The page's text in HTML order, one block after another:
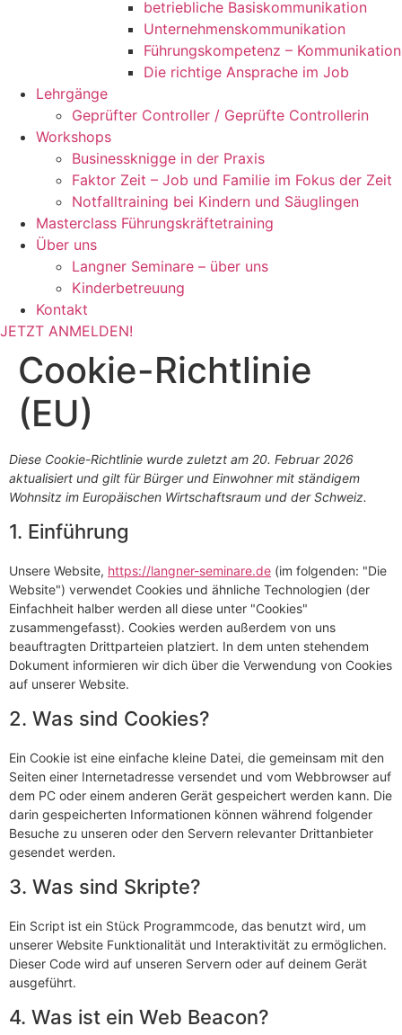
betriebliche Basiskommunikation
Unternehmenskommunikation
Führungskompetenz – Kommunikation
Die richtige Ansprache im Job
Lehrgänge
Geprüfter Controller / Geprüfte Controllerin
Workshops
Businessknigge in der Praxis
Faktor Zeit – Job und Familie im Fokus der Zeit
Notfalltraining bei Kindern und Säuglingen
Masterclass Führungskräftetraining
Über uns
Langner Seminare – über uns
Kinderbetreuung
Kontakt
JETZT ANMELDEN!
Cookie-Richtlinie
(EU)
Diese Cookie-Richtlinie wurde zuletzt am 20. Februar 2026
aktualisiert und gilt für Bürger und Einwohner mit ständigem
Wohnsitz im Europäischen Wirtschaftsraum und der Schweiz.
1. Einführung
Unsere Website, https://langner-seminare.de (im folgenden: "Die
Website") verwendet Cookies und ähnliche Technologien (der
Einfachheit halber werden all diese unter "Cookies"
zusammengefasst). Cookies werden außerdem von uns
beauftragten Drittparteien platziert. In dem unten stehendem
Dokument informieren wir dich über die Verwendung von Cookies
auf unserer Website.
2. Was sind Cookies?
Ein Cookie ist eine einfache kleine Datei, die gemeinsam mit den
Seiten einer Internetadresse versendet und vom Webbrowser auf
dem PC oder einem anderen Gerät gespeichert werden kann. Die
darin gespeicherten Informationen können während folgender
Besuche zu unseren oder den Servern relevanter Drittanbieter
gesendet werden.
3. Was sind Skripte?
Ein Script ist ein Stück Programmcode, das benutzt wird, um
unserer Website Funktionalität und Interaktivität zu ermöglichen.
Dieser Code wird auf unseren Servern oder auf deinem Gerät
ausgeführt.
4. Was ist ein Web Beacon?